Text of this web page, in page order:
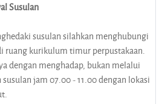
Susulan
susulan silahkan menghubungi
ruang kurikulum timur perpustakaan.
dengan menghadap, bukan melalui
susulan jam 07.00 - 11.00 dengan lokasi